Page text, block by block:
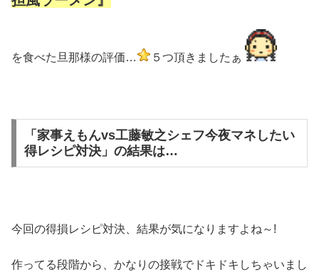
を食べた旦那様の評価… ５つ頂きましたぁ
「家事えもんvs工藤敏之シェフ今夜マネしたい
得レシピ対決」の結果は…
今回の得損レシピ対決、結果が気になりますよね～!
作ってる段階から、かなりの接戦でドキドキしちゃいまし